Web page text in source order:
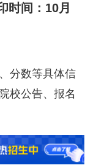
时间：10月
分数等具体信
校公告、报名